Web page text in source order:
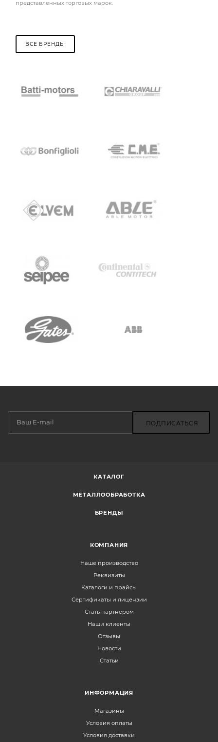
представленных торговых марок.
ВСЕ БРЕНДЫ
ПОДПИСАТЬСЯ
КАТАЛОГ
МЕТАЛЛООБРАБОТКА
БРЕНДЫ
КОМПАНИЯ
Наше производство
Реквизиты
Каталоги и прайсы
Сертификаты и лицензии
Стать партнером
Наши клиенты
Отзывы
Новости
Статьи
ИНФОРМАЦИЯ
Магазины
Условия оплаты
Условия доставки